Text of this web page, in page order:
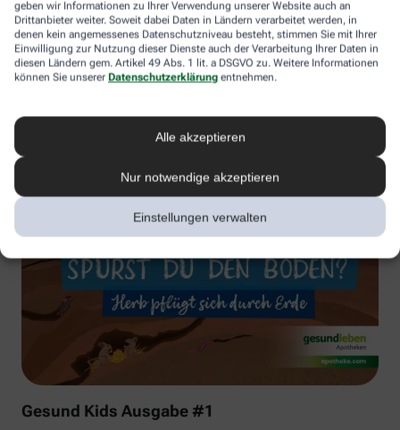
geben wir Informationen zu Ihrer Verwendung unserer Website auch an
Drittanbieter weiter. Soweit dabei Daten in Ländern verarbeitet werden, in
denen kein angemessenes Datenschutzniveau besteht, stimmen Sie mit Ihrer
Einwilligung zur Nutzung dieser Dienste auch der Verarbeitung Ihrer Daten in
diesen Ländern gem. Artikel 49 Abs. 1 lit. a DSGVO zu. Weitere Informationen
können Sie unserer Datenschutzerklärung entnehmen.
Alle akzeptieren
Nur notwendige akzeptieren
Einstellungen verwalten
Gesund Kids Ausgabe #1